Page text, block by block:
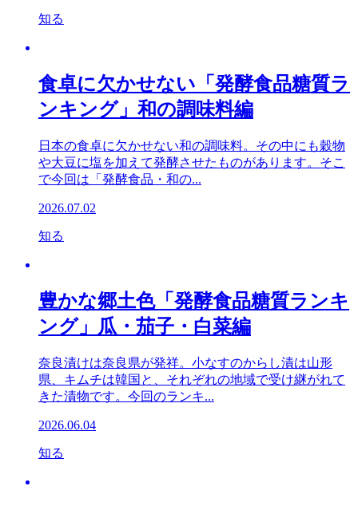
知る
食卓に欠かせない「発酵食品糖質ラ
ンキング」和の調味料編
日本の食卓に欠かせない和の調味料。その中にも穀物
や大豆に塩を加えて発酵させたものがあります。そこ
で今回は「発酵食品・和の...
2026.07.02
知る
豊かな郷土色「発酵食品糖質ランキ
ング」瓜・茄子・白菜編
奈良漬けは奈良県が発祥。小なすのからし漬は山形
県、キムチは韓国と、それぞれの地域で受け継がれて
きた漬物です。今回のランキ...
2026.06.04
知る